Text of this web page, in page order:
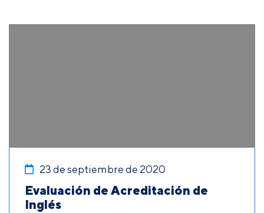
23 de septiembre de 2020
Evaluación de Acreditación de
Inglés